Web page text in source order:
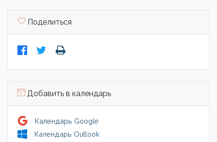
Поделиться
Добавить в календарь
Календарь Google
Календарь Outlook